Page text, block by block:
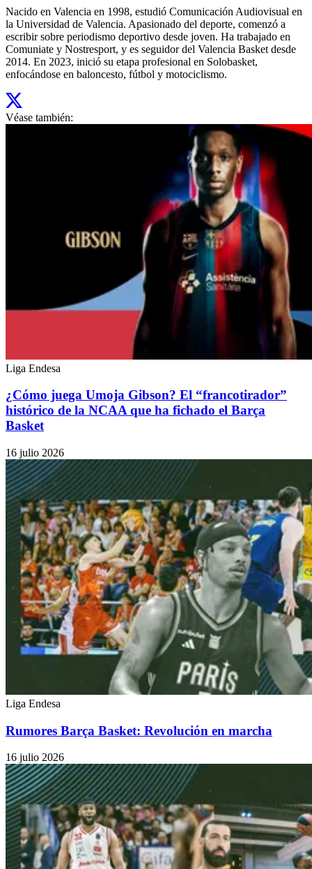
Nacido en Valencia en 1998, estudió Comunicación Audiovisual en
la Universidad de Valencia. Apasionado del deporte, comenzó a
escribir sobre periodismo deportivo desde joven. Ha trabajado en
Comuniate y Nostresport, y es seguidor del Valencia Basket desde
2014. En 2023, inició su etapa profesional en Solobasket,
enfocándose en baloncesto, fútbol y motociclismo.
Véase también:
Liga Endesa
¿Cómo juega Umoja Gibson? El “francotirador”
histórico de la NCAA que ha fichado el Barça
Basket
16 julio 2026
Liga Endesa
Rumores Barça Basket: Revolución en marcha
16 julio 2026